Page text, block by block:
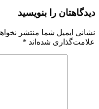
دیدگاهتان را بنویسید
نشانی ایمیل شما منتشر
علامت‌گذاری شده‌اند *